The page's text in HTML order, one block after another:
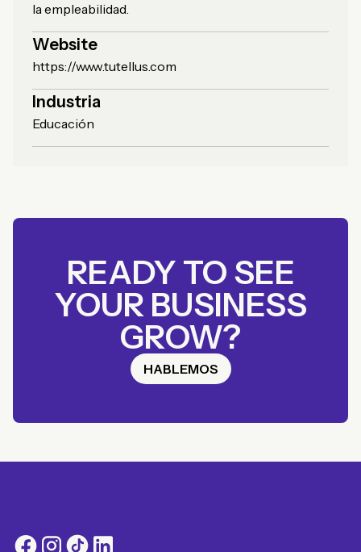
la empleabilidad.
Website
https://www.tutellus.com
Industria
Educación
READY TO SEE
YOUR BUSINESS
GROW?
HABLEMOS